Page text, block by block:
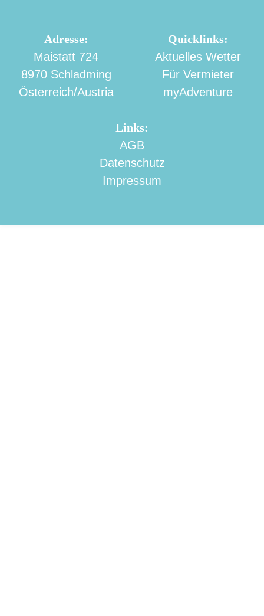
Adresse:
Maistatt 724
8970 Schladming
Österreich/Austria
Quicklinks:
Aktuelles Wetter
Für Vermieter
myAdventure
Links:
AGB
Datenschutz
Impressum